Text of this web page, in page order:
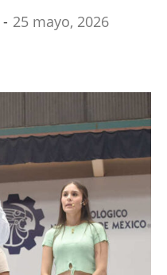
- 25 mayo, 2026